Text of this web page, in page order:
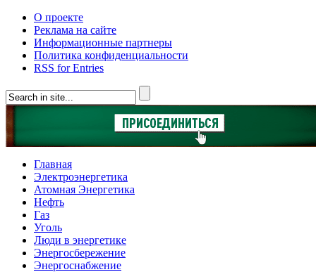
О проекте
Реклама на сайте
Информационные партнеры
Политика конфиденциальности
RSS for Entries
Главная
Электроэнергетика
Атомная Энергетика
Нефть
Газ
Уголь
Люди в энергетике
Энергосбережение
Энергоснабжение